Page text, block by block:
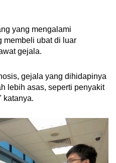
yang mengalami
membeli ubat di luar
gejala.
gejala yang dihidapinya
lebih asas, seperti penyakit
katanya.